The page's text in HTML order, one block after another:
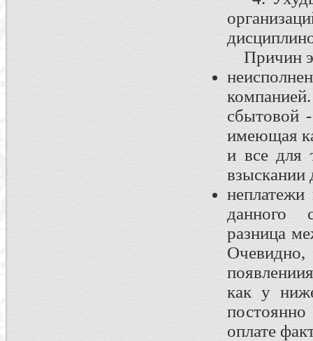
Причин
сбытовой
имеющая
и все для
взыскании
данного
разница
как у
оплате